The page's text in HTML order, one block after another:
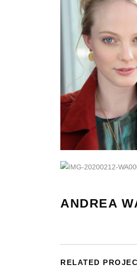
ANDREA
RELATED